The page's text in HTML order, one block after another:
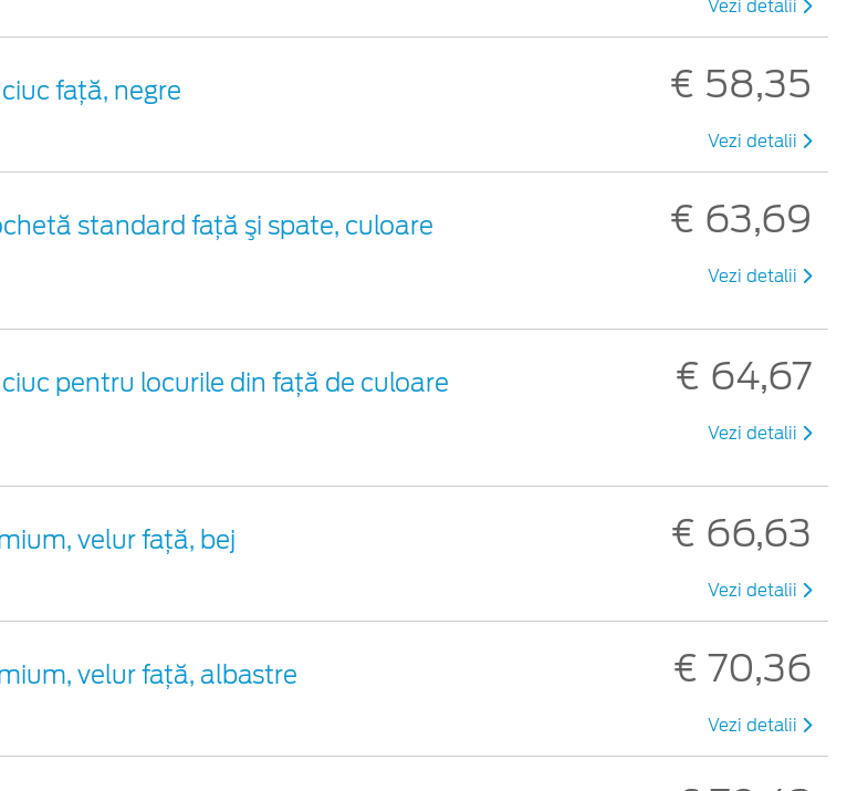
Vezi detalii
faţă, negre € 58,35
Vezi detalii
standard faţă şi spate, culoare
€ 63,69
Vezi detalii
pentru locurile din față de culoare
€ 64,67
Vezi detalii
velur faţă, bej € 66,63
Vezi detalii
velur faţă, albastre € 70,36
Vezi detalii